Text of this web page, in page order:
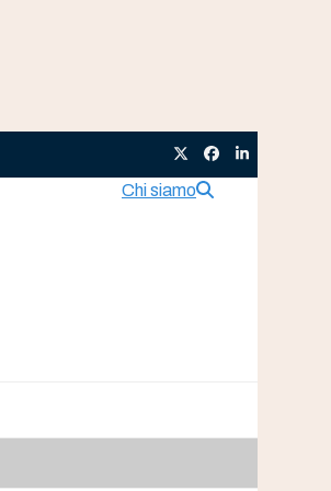
TwitterFacebook
LinkedIn
Chi siamo